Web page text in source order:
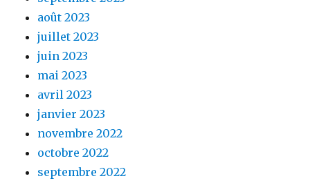
août 2023
juillet 2023
juin 2023
mai 2023
avril 2023
janvier 2023
novembre 2022
octobre 2022
septembre 2022